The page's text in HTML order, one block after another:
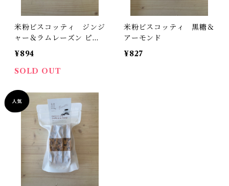
米粉ビスコッティ ジンジ
ャー＆ラムレーズン ピー
カンナッツ
¥894
SOLD OUT
米粉ビスコッティ 黒糖＆
アーモンド
¥827